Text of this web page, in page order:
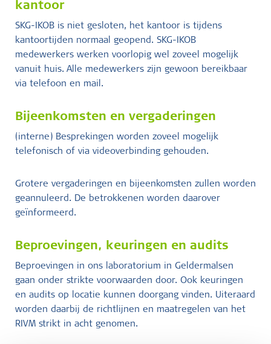
kantoor
SKG-IKOB is niet gesloten, het kantoor is tijdens
kantoortijden normaal geopend. SKG-IKOB
medewerkers werken voorlopig wel zoveel mogelijk
vanuit huis. Alle medewerkers zijn gewoon bereikbaar
via telefoon en mail.
Bijeenkomsten en vergaderingen
(interne) Besprekingen worden zoveel mogelijk
telefonisch of via videoverbinding gehouden.
Grotere vergaderingen en bijeenkomsten zullen worden
geannuleerd. De betrokkenen worden daarover
geïnformeerd.
Beproevingen, keuringen en audits
Beproevingen in ons laboratorium in Geldermalsen
gaan onder strikte voorwaarden door. Ook keuringen
en audits op locatie kunnen doorgang vinden. Uiteraard
worden daarbij de richtlijnen en maatregelen van het
RIVM strikt in acht genomen.